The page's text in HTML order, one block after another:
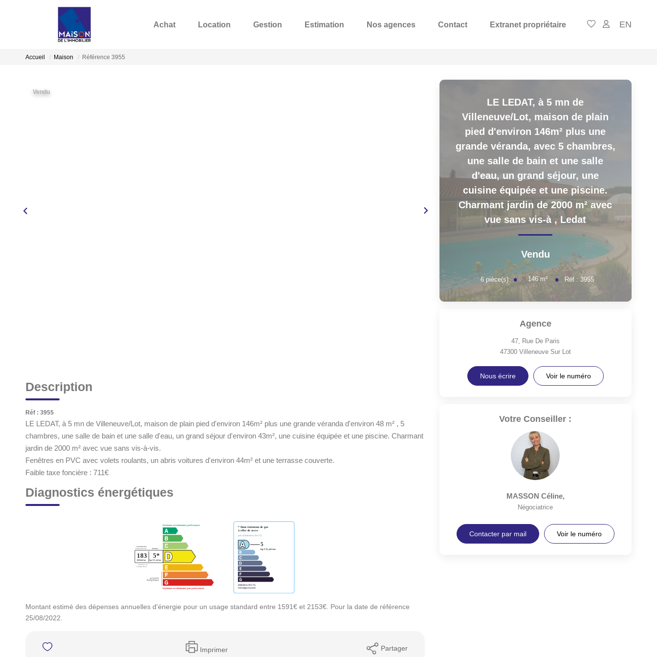
Achat Location Gestion Estimation Nos agences Contact Extranet propriétaire EN
Accueil Maison Référence 3955
Vendu
Description
Réf : 3955
LE LEDAT, à 5 mn de Villeneuve/Lot, maison de plain pied d'environ 146m² plus une grande véranda d'environ 48 m² , 5
chambres, une salle de bain et une salle d'eau, un grand séjour d'environ 43m², une cuisine équipée et une piscine. Charmant
jardin de 2000 m² avec vue sans vis-à-vis.
Fenêtres en PVC avec volets roulants, un abris voitures d'environ 44m² et une terrasse couverte.
Faible taxe foncière : 711€
Diagnostics énergétiques
Montant estimé des dépenses annuelles d'énergie pour un usage standard entre 1591€ et 2153€. Pour la date de référence
25/08/2022.
Imprimer Partager
LE LEDAT, à 5 mn de
Villeneuve/Lot, maison de plain
pied d'environ 146m² plus une
grande véranda, avec 5 chambres,
une salle de bain et une salle
d'eau, un grand séjour, une
cuisine équipée et une piscine.
Charmant jardin de 2000 m² avec
vue sans vis-à ,Ledat
Vendu
6pièce(s) 146m² Réf :3955
Agence
47, Rue De Paris
47300 Villeneuve Sur Lot
Nous écrire Voir le numéro
Votre Conseiller :
MASSON Céline,
Négociatrice
Contacter par mail Voir le numéro